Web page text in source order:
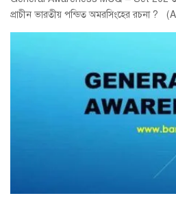
প্রাচীন ভারতীয় পন্ডিত অমরসিংহের রচনা